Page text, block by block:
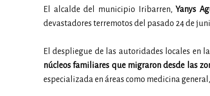
El alcalde del municipio Iribarren, Yanys
devastadores terremotos del pasado 24 de
El despliegue de las autoridades locales en
núcleos familiares que migraron desde las
especializada en áreas como medicina